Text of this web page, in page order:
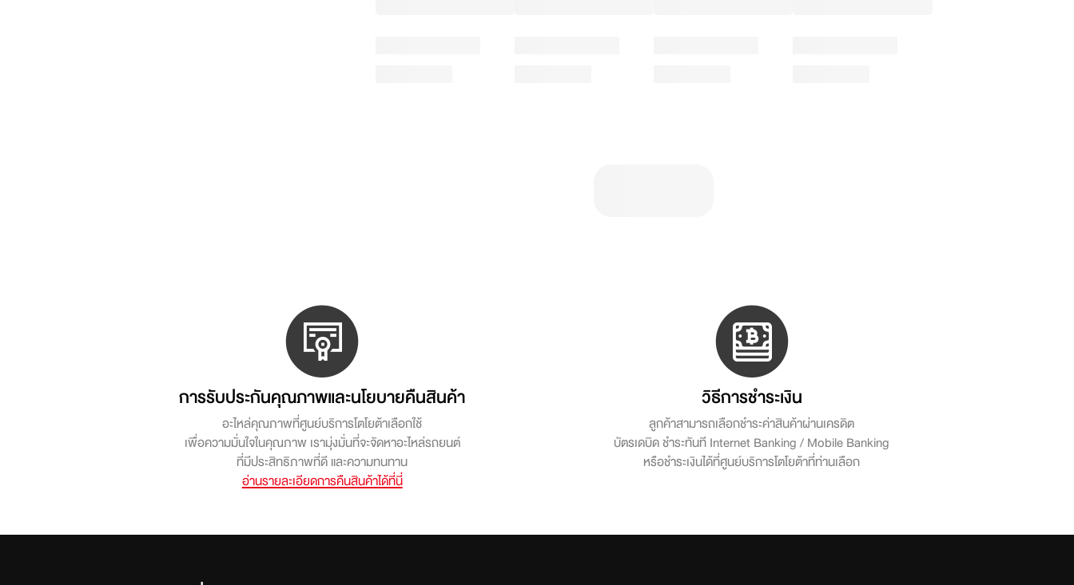
การรับประกันคุณภาพและนโยบายคืนสินค้า
อะไหล่คุณภาพที่ศูนย์บริการโตโยต้าเลือกใช้
เพื่อความมั่นใจในคุณภาพ เรามุ่งมั่นที่จะจัดหาอะไหล่รถยนต์
ที่มีประสิทธิภาพที่ดี และความทนทาน
อ่านรายละเอียดการคืนสินค้าได้ที่นี่
วิธีการชำระเงิน
ลูกค้าสามารถเลือกชำระค่าสินค้าผ่านเครดิต
บัตรเดบิด ชำระทันที Internet Banking / Mobile Banking
หรือชำระเงินได้ที่ศูนย์บริการโตโยต้าที่ท่านเลือก